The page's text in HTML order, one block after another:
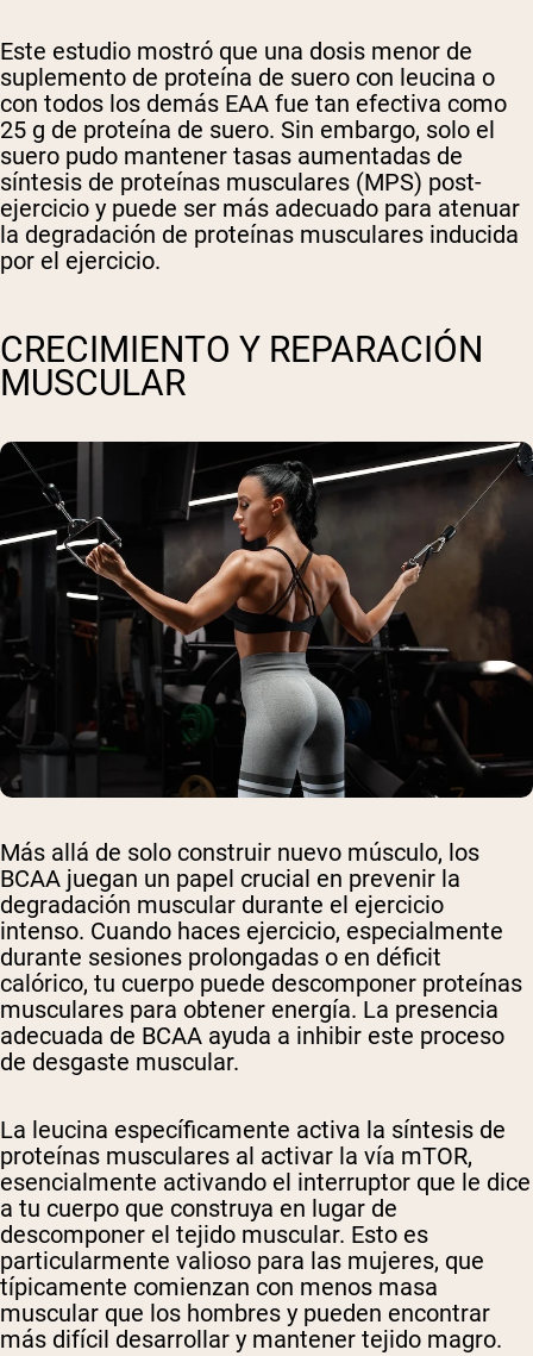
Este estudio mostró que una dosis menor de
suplemento de proteína de suero con leucina o
con todos los demás EAA fue tan efectiva como
25 g de proteína de suero. Sin embargo, solo el
suero pudo mantener tasas aumentadas de
síntesis de proteínas musculares (MPS) post-
ejercicio y puede ser más adecuado para atenuar
la degradación de proteínas musculares inducida
por el ejercicio.
CRECIMIENTO Y REPARACIÓN
MUSCULAR
Más allá de solo construir nuevo músculo, los
BCAA juegan un papel crucial en prevenir la
degradación muscular durante el ejercicio
intenso. Cuando haces ejercicio, especialmente
durante sesiones prolongadas o en déficit
calórico, tu cuerpo puede descomponer proteínas
musculares para obtener energía. La presencia
adecuada de BCAA ayuda a inhibir este proceso
de desgaste muscular.
La leucina específicamente activa la síntesis de
proteínas musculares al activar la vía mTOR,
esencialmente activando el interruptor que le dice
a tu cuerpo que construya en lugar de
descomponer el tejido muscular. Esto es
particularmente valioso para las mujeres, que
típicamente comienzan con menos masa
muscular que los hombres y pueden encontrar
más difícil desarrollar y mantener tejido magro.